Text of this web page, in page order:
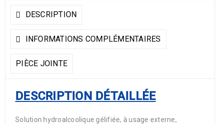
DESCRIPTION
INFORMATIONS COMPLÉMENTAIRES
PIÈCE JOINTE
DESCRIPTION DÉTAILLÉE
Solution hydroalcoolique gélifiée, à usage externe,